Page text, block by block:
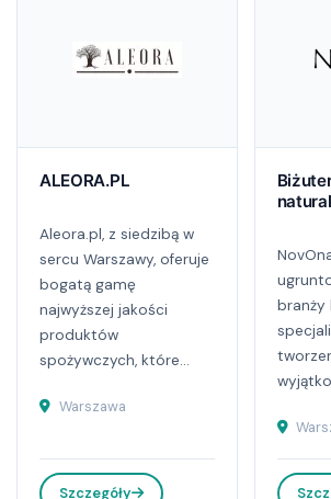
ALEORA.PL
Aleora.pl, z siedzibą w
sercu Warszawy, oferuje
bogatą gamę
najwyższej jakości
produktów
spożywczych, które...
Warszawa
Szczegóły
branży